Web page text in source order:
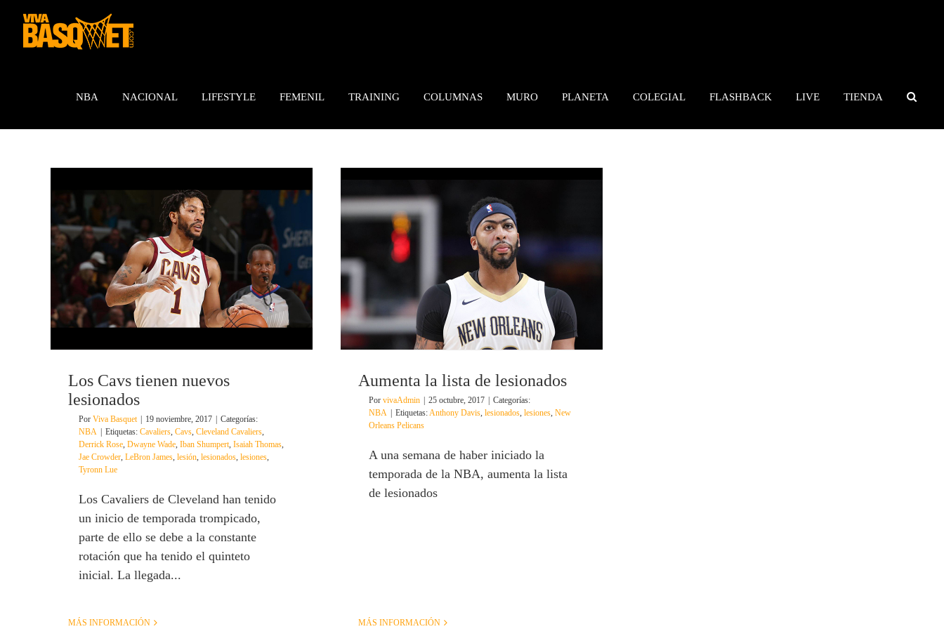
contenido
NBA NACIONAL LIFESTYLE FEMENIL TRAINING COLUMNAS MURO PLANETA COLEGIAL FLASHBACK LIVE TIENDA
Los Cavs tienen nuevos
lesionados
Por Viva Basquet 19 noviembre, 2017
Categorías:
NBA
Etiquetas: Cavaliers, Cavs, Cleveland Cavaliers,
Derrick Rose, Dwayne Wade, Iban Shumpert, Isaiah Thomas,
Jae Crowder, LeBron James, lesión, lesionados, lesiones,
Tyronn Lue
Los Cavaliers de Cleveland han tenido
un inicio de temporada trompicado,
parte de ello se debe a la constante
rotación que ha tenido el quinteto
inicial. La llegada...
MÁS INFORMACIÓN
Aumenta la lista de lesionados
Por vivaAdmin 25 octubre, 2017
Categorías:
NBA
Etiquetas:Anthony Davis, lesionados, lesiones, New
Orleans Pelicans
A una semana de haber iniciado la
temporada de la NBA, aumenta la lista
de lesionados
MÁS INFORMACIÓN